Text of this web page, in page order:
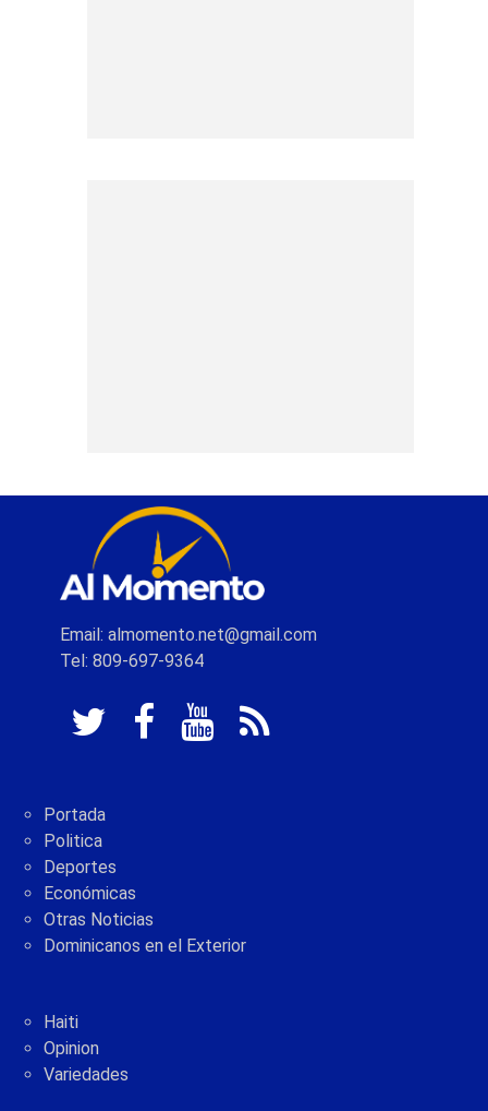
Email: almomento.net@gmail.com
Tel: 809-697-9364
Portada
Politica
Deportes
Económicas
Otras Noticias
Dominicanos en el Exterior
Haiti
Opinion
Variedades